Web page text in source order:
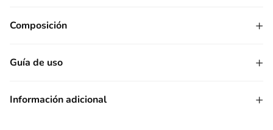
Composición +
Guía de uso +
Información adicional +